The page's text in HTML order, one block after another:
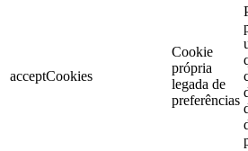
acceptCookies
Cookie
própria
legada de
preferências